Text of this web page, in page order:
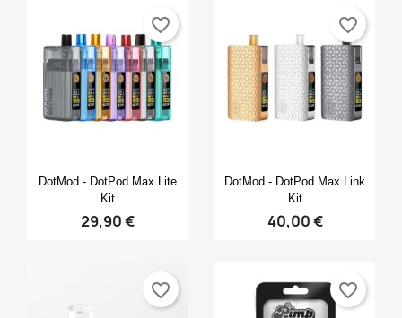
 Anteprima
DotMod - DotPod Max Lite
Kit
29,90 €
favorite_border
 Anteprima
DotMod - DotPod Max Link
Kit
40,00 €
favorite_border
favorite_border favorite_border